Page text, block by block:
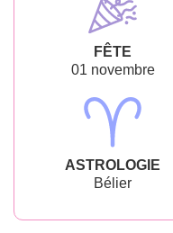
FÊTE
01 novembre
ASTROLOGIE
Bélier